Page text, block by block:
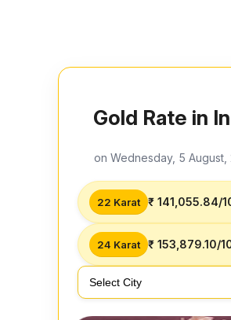
Gold Rate in
on Wednesday, 5 August,
22 Karat ₹ 141,055.84/
24 Karat ₹ 153,879.10/